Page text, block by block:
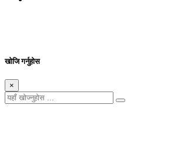
खोजि गर्नुहोस
×